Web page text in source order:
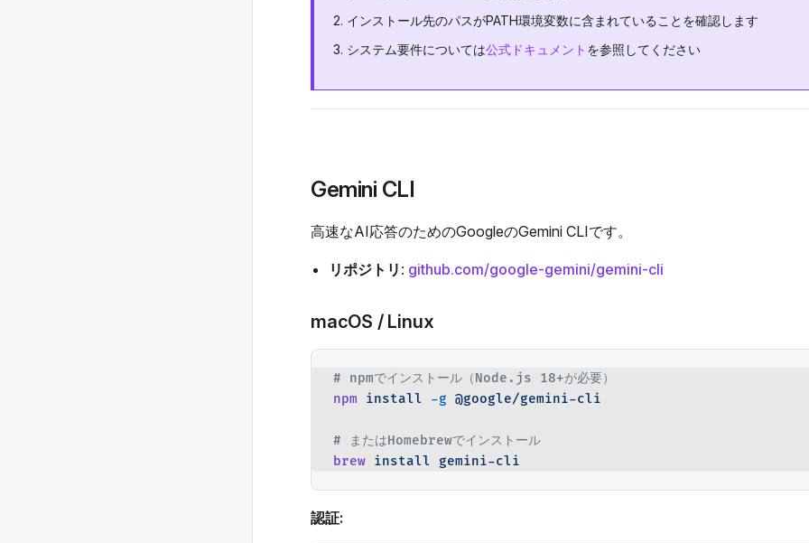
インストール先のパスがPATH環境変数に含まれていることを確認します
システム要件については公式ドキュメント を参照してください
Gemini CLI
高速なAI応答のためのGoogleのGemini CLIです。
リポジトリ : github.com/google-gemini/gemini-cli
macOS / Linux
# npmでインストール（Node.js 18+が必要）
npm install -g @google/gemini-cli
# またはHomebrewでインストール
brew install gemini-cli
認証: